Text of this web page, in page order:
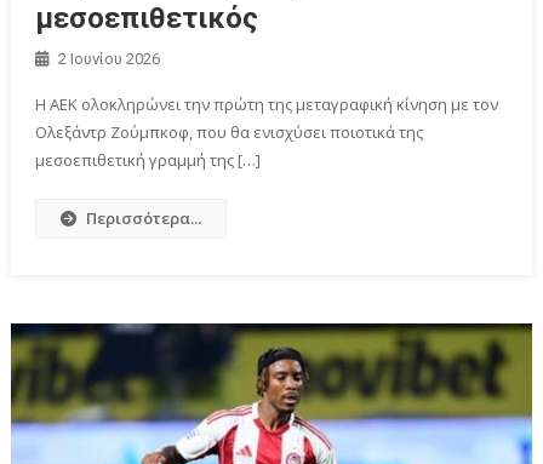
μεσοεπιθετικός
2 Ιουνίου 2026
Η ΑΕΚ ολοκληρώνει την πρώτη της μεταγραφική κίνηση με τον
Ολεξάντρ Ζούμπκοφ, που θα ενισχύσει ποιοτικά της
μεσοεπιθετική γραμμή της […]
Περισσότερα...